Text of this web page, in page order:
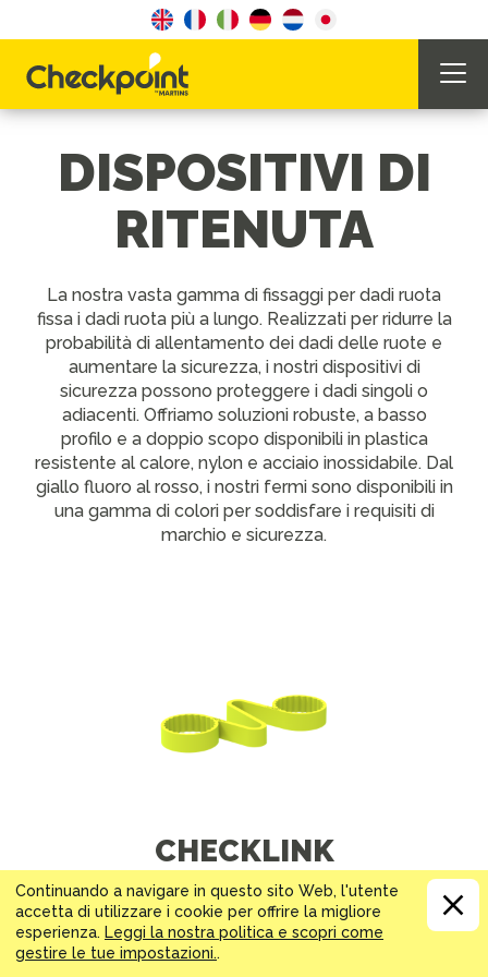
DISPOSITIVI DI
RITENUTA
La nostra vasta gamma di fissaggi per dadi ruota
fissa i dadi ruota più a lungo. Realizzati per ridurre la
probabilità di allentamento dei dadi delle ruote e
aumentare la sicurezza, i nostri dispositivi di
sicurezza possono proteggere i dadi singoli o
adiacenti. Offriamo soluzioni robuste, a basso
profilo e a doppio scopo disponibili in plastica
resistente al calore, nylon e acciaio inossidabile. Dal
giallo fluoro al rosso, i nostri fermi sono disponibili in
una gamma di colori per soddisfare i requisiti di
marchio e sicurezza.
CHECKLINK
Un indicatore e un dispositivo di ritenuta
del dado ruota con duplice scopo.
Continuando a navigare in questo sito Web, l'utente
accetta di utilizzare i cookie per offrire la migliore
esperienza. Leggi la nostra politica e scopri come
gestire le tue impostazioni..